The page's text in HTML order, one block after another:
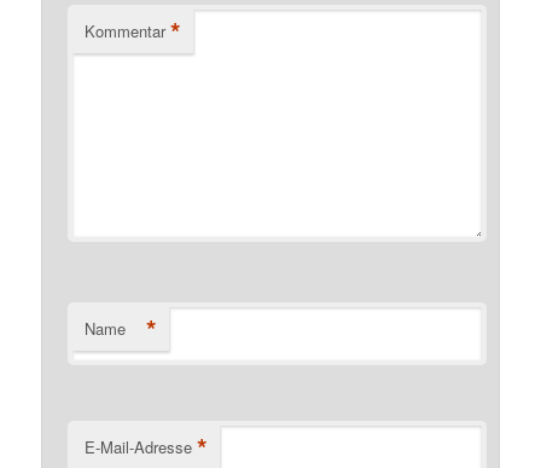
Kommentar *
Name *
E-Mail-Adresse *